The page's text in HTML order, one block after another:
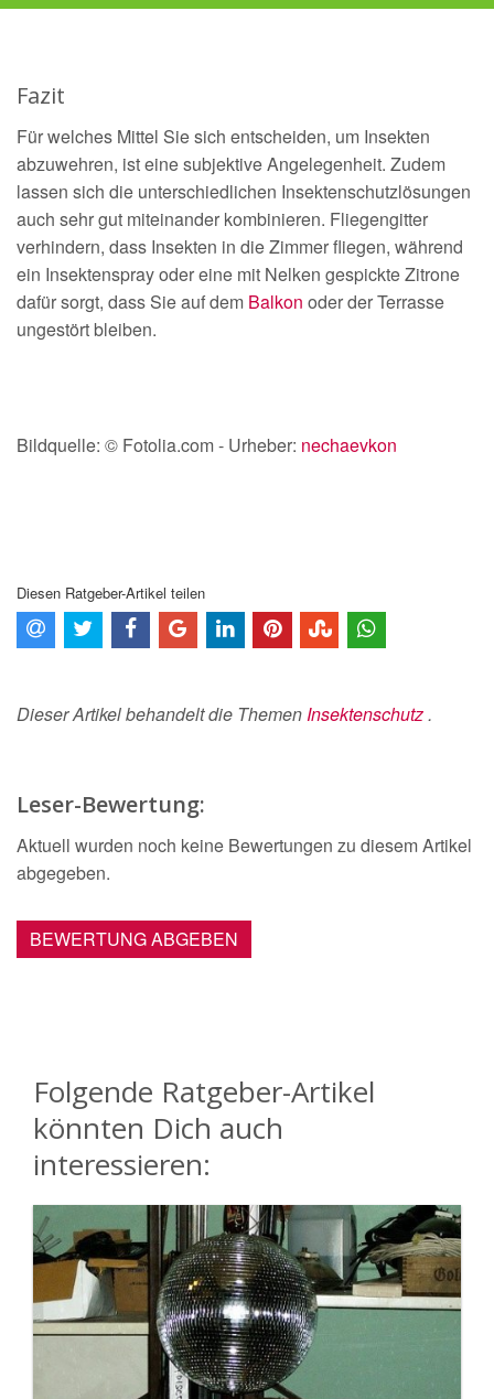
Fazit
Für welches Mittel Sie sich entscheiden, um Insekten
abzuwehren, ist eine subjektive Angelegenheit. Zudem
lassen sich die unterschiedlichen Insektenschutzlösungen
auch sehr gut miteinander kombinieren. Fliegengitter
verhindern, dass Insekten in die Zimmer fliegen, während
ein Insektenspray oder eine mit Nelken gespickte Zitrone
dafür sorgt, dass Sie auf dem Balkon oder der Terrasse
ungestört bleiben.
Bildquelle: © Fotolia.com - Urheber: nechaevkon
Diesen Ratgeber-Artikel teilen
Dieser Artikel behandelt die ThemenInsektenschutz.
Leser-Bewertung:
Aktuell wurden noch keine Bewertungen zu diesem Artikel
abgegeben.
BEWERTUNG ABGEBEN
Folgende Ratgeber-Artikel
könnten Dich auch
interessieren: